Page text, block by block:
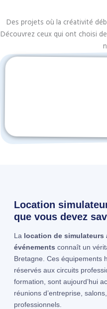
Des projets où la créativité
Découvrez ceux qui ont choisi
Location
que vous devez
La location de simulateurs
événements connaît un
Bretagne. Ces équipements
réservés aux circuits
formation, sont aujourd’hui
réunions d’entreprise,
professionnels.